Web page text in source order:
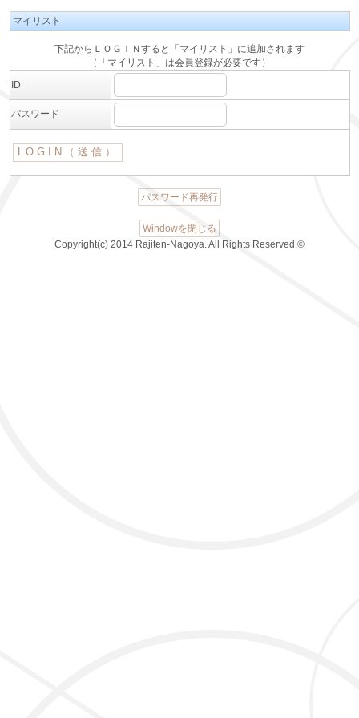
マイリスト
下記からＬＯＧＩＮすると「マイリスト」に追加されます
（「マイリスト」は会員登録が必要です）
ID
パスワード
パスワード再発行
Windowを閉じる
Copyright(c) 2014 Rajiten-Nagoya. All Rights Reserved.©